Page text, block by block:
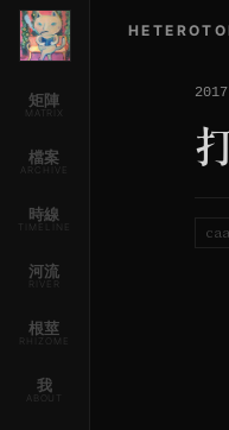
矩陣
MATRIX
檔案
ARCHIVE
時線
TIMELINE
河流
RIVER
根莖
RHIZOME
我
ABOUT